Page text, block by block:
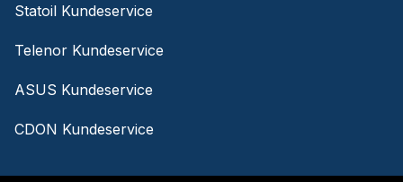
Statoil Kundeservice
Telenor Kundeservice
ASUS Kundeservice
CDON Kundeservice